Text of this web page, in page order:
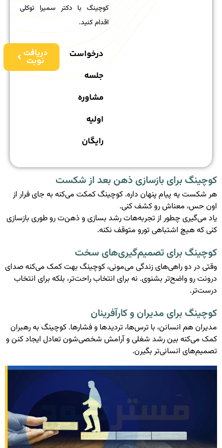
کوچینگ با دکتر سمیرا توکلی
اقدام کنید.
درخواست
جلسه
مشاوره
اولیه
رایگان
دریافت
نوبت
کوچینگ برای بازسازی ذهن بعد از شکست
هر شکست یه پیام پنهان داره. کوچینگ کمکت می‌کنه به جای فرار از
اون حس، معناش رو کشف کنی.
یاد می‌گیری چطور از تجربه‌هات رشد بسازی و ذهن‌ت رو طوری بازسازی
کنی که هیچ اشتباهی تورو متوقف نکنه.
کوچینگ برای تصمیم‌گیری‌های سخت
وقتی در دو راهی‌های زندگی می‌مونی، کوچینگ بهت کمک می‌کنه صدای
درونت رو واضح‌تر بشنوی. نه برای انتخاب راحت‌تر، بلکه برای انتخاب
درست‌تر.
کوچینگ برای مدیران و کارآفرینان
مدیران هم انسانن، با ترس‌ها، تردیدها و فشارها. کوچینگ به رهبران
کمک می‌کنه بین رشد شغلی و آرامش شخصی‌شون تعادل ایجاد کنن و
تصمیم‌های انسانی‌تر بگیرن.